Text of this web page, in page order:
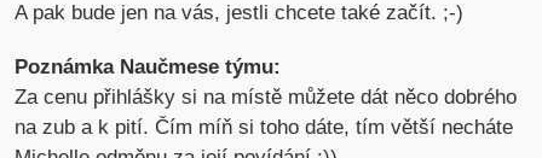
A pak bude jen na vás, jestli chcete také začít. ;-)
Poznámka Naučmese týmu:
Za cenu přihlášky si na místě můžete dát něco dobrého
na zub a k pití. Čím míň si toho dáte, tím větší necháte